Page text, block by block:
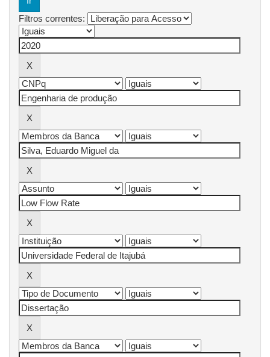
Filtros correntes: